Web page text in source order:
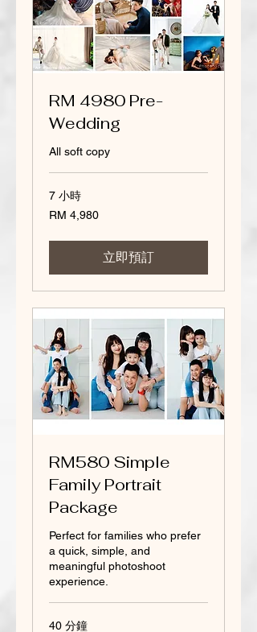
RM 4980 Pre-
Wedding
All soft copy
7 小時
4,980
Malaysian
RM 4,980
立即預訂
RM580 Simple
Family Portrait
Package
Perfect for families who prefer
a quick, simple, and
meaningful photoshoot
experience.
40 分鐘